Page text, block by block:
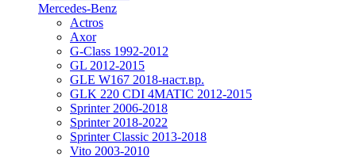
Mercedes-Benz
Actros
Axor
G-Class 1992-2012
GL 2012-2015
GLE W167 2018-наст.вр.
GLK 220 CDI 4MATIC 2012-2015
Sprinter 2006-2018
Sprinter 2018-2022
Sprinter Classic 2013-2018
Vito 2003-2010